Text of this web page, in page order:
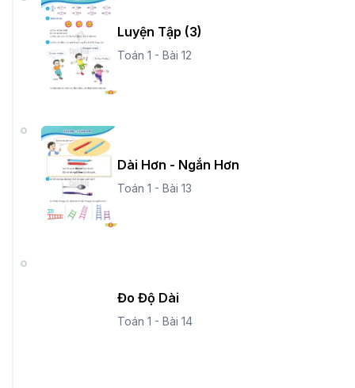
Luyện Tập (3)
Toán 1 - Bài 12
Dài Hơn - Ngắn Hơn
Toán 1 - Bài 13
Đo Độ Dài
Toán 1 - Bài 14